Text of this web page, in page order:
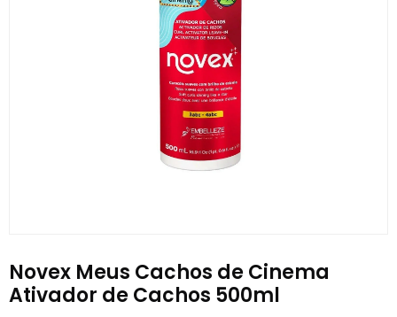
Novex Meus Cachos de Cinema
Ativador de Cachos 500ml